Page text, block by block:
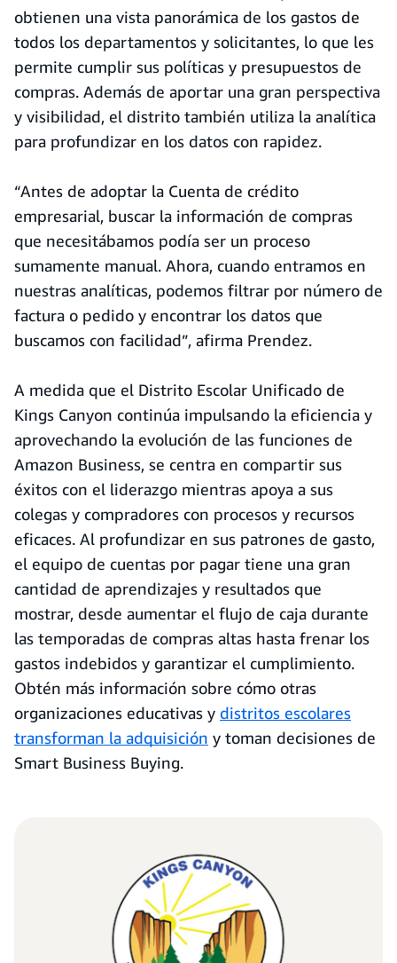
obtienen una vista panorámica de los gastos de
todos los departamentos y solicitantes, lo que les
permite cumplir sus políticas y presupuestos de
compras. Además de aportar una gran perspectiva
y visibilidad, el distrito también utiliza la analítica
para profundizar en los datos con rapidez.
“Antes de adoptar la Cuenta de crédito
empresarial, buscar la información de compras
que necesitábamos podía ser un proceso
sumamente manual. Ahora, cuando entramos en
nuestras analíticas, podemos filtrar por número de
factura o pedido y encontrar los datos que
buscamos con facilidad”, afirma Prendez.
A medida que el Distrito Escolar Unificado de
Kings Canyon continúa impulsando la eficiencia y
aprovechando la evolución de las funciones de
Amazon Business, se centra en compartir sus
éxitos con el liderazgo mientras apoya a sus
colegas y compradores con procesos y recursos
eficaces. Al profundizar en sus patrones de gasto,
el equipo de cuentas por pagar tiene una gran
cantidad de aprendizajes y resultados que
mostrar, desde aumentar el flujo de caja durante
las temporadas de compras altas hasta frenar los
gastos indebidos y garantizar el cumplimiento.
Obtén más información sobre cómo otras
organizaciones educativas y distritos escolares
transforman la adquisición y toman decisiones de
Smart Business Buying.